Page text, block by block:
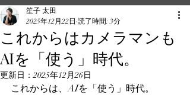
これからはカメラマンも
AIを「使う」時代。
笙子 太田
2025年12月22日 読了時間: 3分
更新日：2025年12月26日
これからは、AIを「使う」時代。